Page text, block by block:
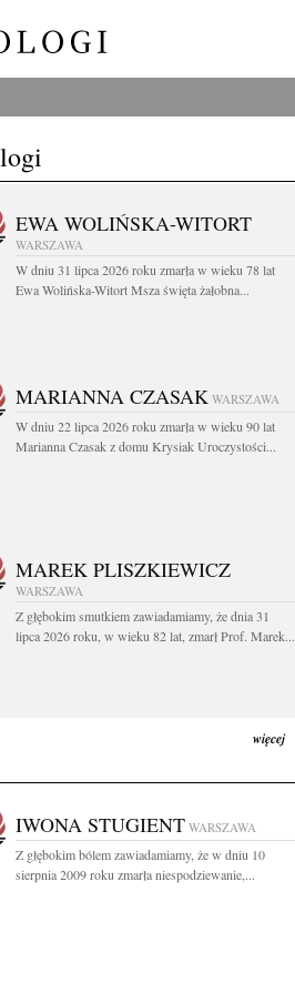
EWA WOLIŃSKA-WITORT
WARSZAWA
W dniu 31 lipca 2026 roku zmarła w wieku 78 lat
Ewa Wolińska-Witort Msza święta żałobna...
MARIANNA CZASAK WARSZAWA
W dniu 22 lipca 2026 roku zmarła w wieku 90 lat
Marianna Czasak z domu Krysiak Uroczystości...
MAREK PLISZKIEWICZ
WARSZAWA
Z głębokim smutkiem zawiadamiamy, że dnia 31
lipca 2026 roku, w wieku 82 lat, zmarł Prof. Marek...
więcej
IWONA STUGIENT WARSZAWA
Z głębokim bólem zawiadamiamy, że w dniu 10
sierpnia 2009 roku zmarła niespodziewanie,...